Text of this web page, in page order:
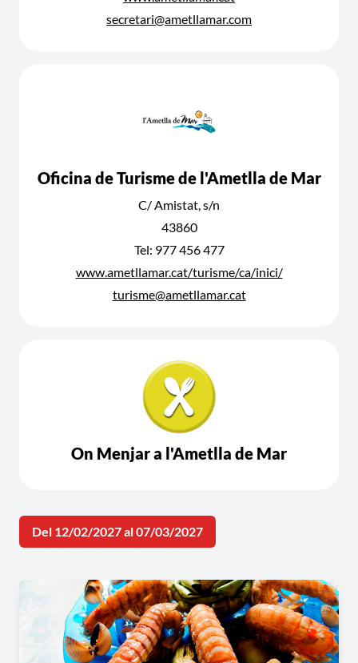
secretari@ametllamar.com
Oficina de Turisme de l'Ametlla de Mar
C/ Amistat, s/n
43860
Tel: 977 456 477
www.ametllamar.cat/turisme/ca/inici/
turisme@ametllamar.cat
On Menjar a l'Ametlla de Mar
Del 12/02/2027 al 07/03/2027